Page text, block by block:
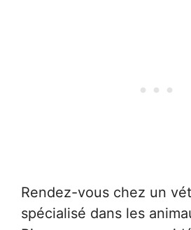
Rendez-vous chez un
spécialisé dans les